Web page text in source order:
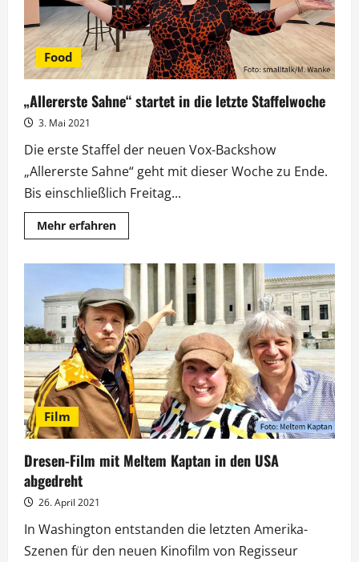
Food
„Allererste Sahne“ startet in die letzte Staffelwoche
3. Mai 2021
Die erste Staffel der neuen Vox-Backshow
„Allererste Sahne“ geht mit dieser Woche zu Ende.
Bis einschließlich Freitag...
Mehr erfahrenMehr
Informationen
Sahne“
startet
in
die
letzte
Staffelwoche
Film
Dresen-Film mit Meltem Kaptan in den USA
abgedreht
26. April 2021
In Washington entstanden die letzten Amerika-
Szenen für den neuen Kinofilm von Regisseur